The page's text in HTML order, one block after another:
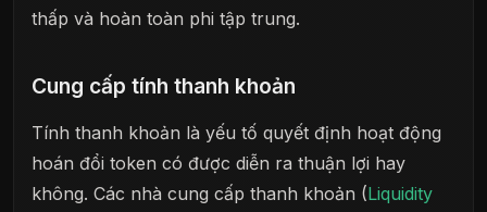
thấp và hoàn toàn phi tập trung.
Cung cấp tính thanh khoản
Tính thanh khoản là yếu tố quyết định hoạt động
hoán đổi token có được diễn ra thuận lợi hay
không. Các nhà cung cấp thanh khoản (Liquidity